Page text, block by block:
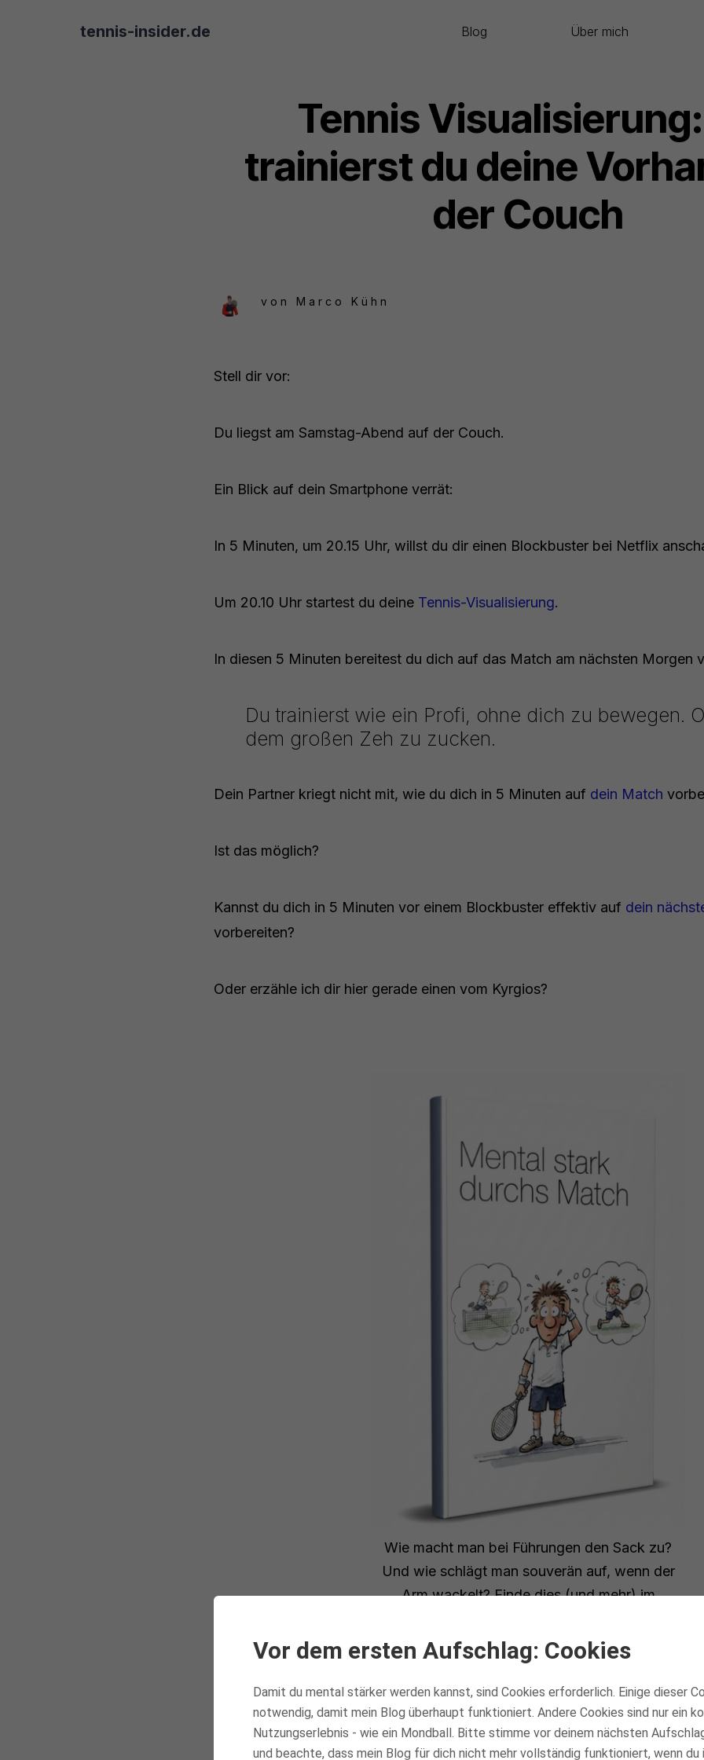
tennis-insider.de Blog Über mich
Tennis
trainierst du deine
der Couch
von Marco Kühn
Stell dir vor:
Du liegst am Samstag-Abend auf der Couch.
Ein Blick auf dein Smartphone verrät:
In 5 Minuten, um 20.15 Uhr, willst du dir einen Blockbuster bei Netflix
Um 20.10 Uhr startest du deine Tennis-Visualisierung.
In diesen 5 Minuten bereitest du dich auf das Match am nächsten Morgen
Du trainierst wie ein Profi, ohne dich zu bewegen.
dem großen Zeh zu zucken.
Dein Partner kriegt nicht mit, wie du dich in 5 Minuten auf dein Match
Ist das möglich?
Kannst du dich in 5 Minuten vor einem Blockbuster effektiv auf dein
vorbereiten?
Oder erzähle ich dir hier gerade einen vom Kyrgios?
Wie macht man bei Führungen den Sack zu?
Und wie schlägt man souverän auf, wenn der
Arm wackelt? Finde dies (und mehr) im
Mental stark spielen
Vor dem ersten Aufschlag: Cookies
Damit du mental stärker werden kannst, sind Cookies erforderlich. Einige dieser
notwendig, damit mein Blog überhaupt funktioniert. Andere Cookies sind nur ein
Nutzungserlebnis - wie ein Mondball. Bitte stimme vor deinem nächsten
und beachte, dass mein Blog für dich nicht mehr vollständig funktioniert, wenn du